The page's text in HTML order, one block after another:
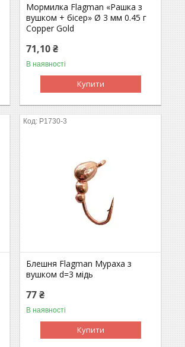
Мормилка Flagman «Рашка з
вушком + бісер» Ø 3 мм 0.45 г
Copper Gold
71,10 ₴
В наявності
Купити
P1730-3
Блешня Flagman Мураха з
вушком d=3 мідь
77 ₴
В наявності
Купити